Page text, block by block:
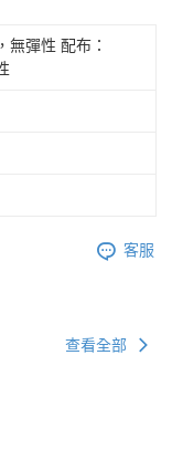
無彈性 配布：
客服
查看全部